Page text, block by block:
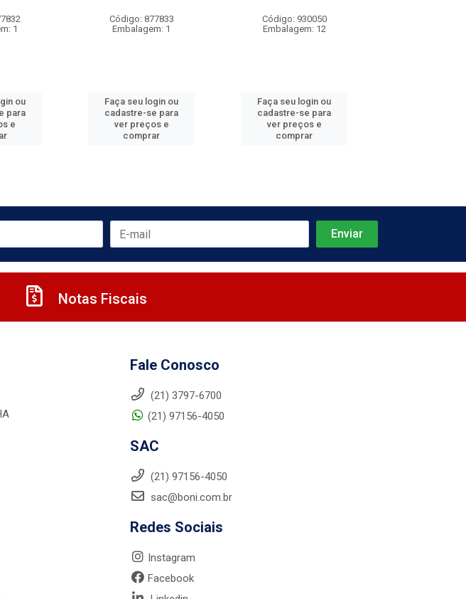
1
ou
para
e
Código: 877833
Embalagem: 1
Faça seu login ou
cadastre-se para
ver preços e
comprar
Código: 930050
Embalagem: 12
Faça seu login ou
cadastre-se para
ver preços e
comprar
Notas Fiscais
Fale Conosco
(21) 3797-6700
(21) 97156-4050
SAC
(21) 97156-4050
sac@boni.com.br
Redes Sociais
Instagram
Facebook